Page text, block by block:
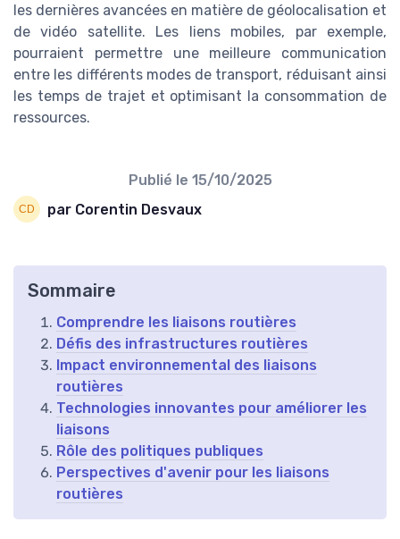
les dernières avancées en matière de géolocalisation et
de vidéo satellite. Les liens mobiles, par exemple,
pourraient permettre une meilleure communication
entre les différents modes de transport, réduisant ainsi
les temps de trajet et optimisant la consommation de
ressources.
Publié le 15/10/2025
par Corentin Desvaux
Sommaire
Comprendre les liaisons routières
Défis des infrastructures routières
Impact environnemental des liaisons
routières
Technologies innovantes pour améliorer les
liaisons
Rôle des politiques publiques
Perspectives d'avenir pour les liaisons
routières